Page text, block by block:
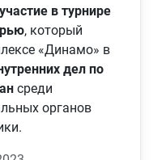
в турнире
, который
«Динамо» в
дел по
среди
органов